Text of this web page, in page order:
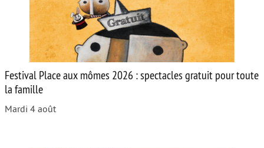
Festival Place aux mômes 2026 : spectacles gratuit pour toute
la famille
Mardi 4 août